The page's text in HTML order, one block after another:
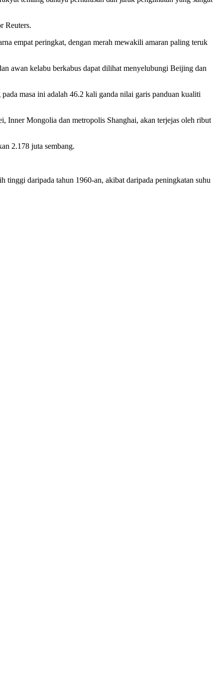
Reuters.
empat peringkat, dengan merah mewakili amaran paling teruk
awan kelabu berkabus dapat dilihat menyelubungi Beijing dan
masa ini adalah 46.2 kali ganda nilai garis panduan kualiti
Inner Mongolia dan metropolis Shanghai, akan terjejas oleh ribut
2.178 juta sembang.
daripada tahun 1960-an, akibat daripada peningkatan suhu